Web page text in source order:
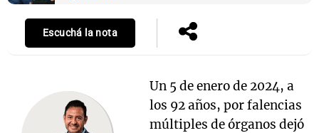
Escuchá la nota
Un 5 de enero de 2024, a
los 92 años, por falencias
múltiples de órganos dejó